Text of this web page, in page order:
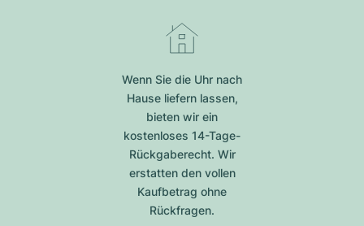
Wenn Sie die Uhr nach
Hause liefern lassen,
bieten wir ein
kostenloses 14-Tage-
Rückgaberecht. Wir
erstatten den vollen
Kaufbetrag ohne
Rückfragen.